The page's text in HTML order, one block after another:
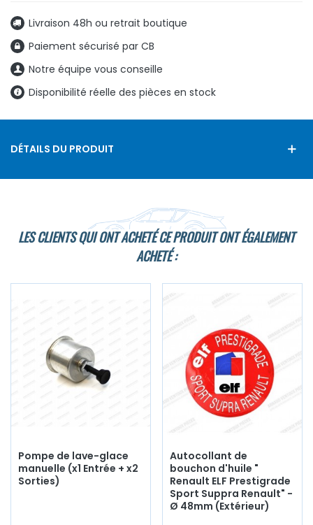
Livraison 48h ou retrait boutique
Paiement sécurisé par CB
Notre équipe vous conseille
Disponibilité réelle des pièces en stock
DÉTAILS DU PRODUIT
LES CLIENTS QUI ONT ACHETÉ CE PRODUIT ONT ÉGALEMENT
ACHETÉ :
Pompe de lave-glace
manuelle (x1 Entrée + x2
Sorties)
Autocollant de
bouchon d'huile "
Renault ELF Prestigrade
Sport Suppra Renault" -
Ø 48mm (Extérieur)